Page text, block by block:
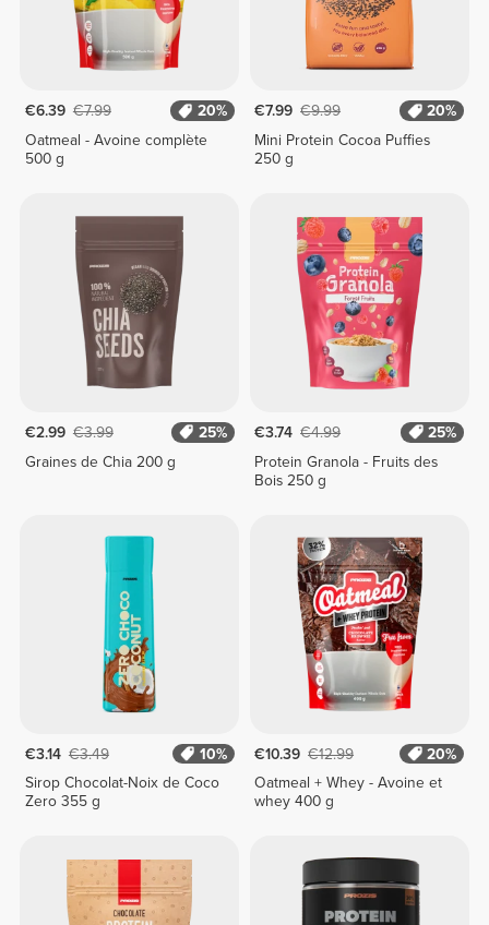
€6.39 €7.99
20%
Oatmeal - Avoine complète
500 g
€7.99 €9.99
20%
Mini Protein Cocoa Puffies
250 g
€2.99 €3.99
25%
Graines de Chia 200 g
€3.74 €4.99
25%
Protein Granola - Fruits des
Bois 250 g
€3.14 €3.49
10%
Sirop Chocolat-Noix de Coco
Zero 355 g
€10.39 €12.99
20%
Oatmeal + Whey - Avoine et
whey 400 g